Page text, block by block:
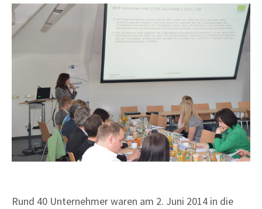
Rund 40 Unternehmer waren am 2. Juni 2014 in die